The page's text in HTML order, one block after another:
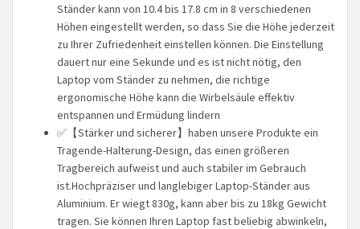
Ständer kann von 10.4 bis 17.8 cm in 8 verschiedenen
Höhen eingestellt werden, so dass Sie die Höhe jederzeit
zu Ihrer Zufriedenheit einstellen können. Die Einstellung
dauert nur eine Sekunde und es ist nicht nötig, den
Laptop vom Ständer zu nehmen, die richtige
ergonomische Höhe kann die Wirbelsäule effektiv
entspannen und Ermüdung lindern
✅【Stärker und sicherer】haben unsere Produkte ein
Tragende-Halterung-Design, das einen größeren
Tragbereich aufweist und auch stabiler im Gebrauch
ist.Hochpräziser und langlebiger Laptop-Ständer aus
Aluminium. Er wiegt 830g, kann aber bis zu 18kg Gewicht
tragen. Sie können Ihren Laptop fast beliebig abwinkeln,